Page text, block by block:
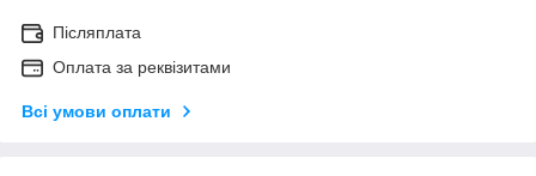
Післяплата
Оплата за реквізитами
Всі умови оплати